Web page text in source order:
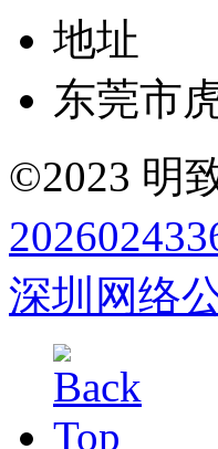
地址
东莞市
©2023 明
深圳网络